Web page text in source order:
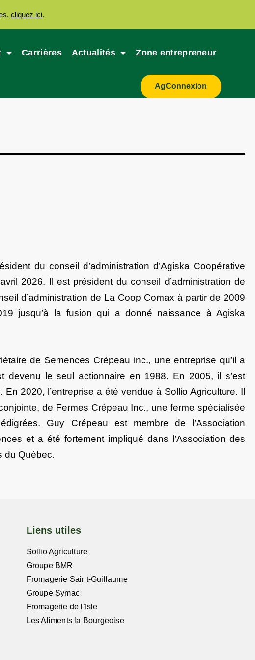
Carrières Actualités Zone entrepreneur
AgConnexion
du conseil d’administration d’Agiska Coopérative
2026. Il est président du conseil d’administration de
d’administration de La Coop Comax à partir de 2009
jusqu’à la fusion qui a donné naissance à Agiska
de Semences Crépeau inc., une entreprise qu’il a
devenu le seul actionnaire en 1988. En 2005, il s’est
2020, l’entreprise a été vendue à Sollio Agriculture. Il
de Fermes Crépeau Inc., une ferme spécialisée
Guy Crépeau est membre de l’Association
et a été fortement impliqué dans l’Association des
du Québec.
Liens utiles
Sollio Agriculture
Groupe BMR
Fromagerie Saint-Guillaume
Groupe Symac
Fromagerie de l’Isle
Les Aliments la Bourgeoise
cliquez ici.